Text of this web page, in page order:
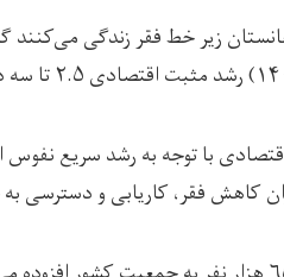
زیر خط فقر زندگی
با توجه به رشد سریع نفوس
کاهش فقر، کاریابی و دسترسی